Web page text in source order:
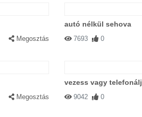
Megosztás
autó nélkül sehova
7693 0
Megosztás
vezess vagy telefonálj
9042 0